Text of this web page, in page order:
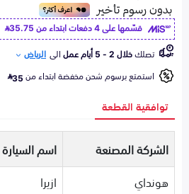
قسّمها على 4 دفعات ابتداء من
35.75
تصلكخلال 2 - 5 أيام عمل الى الرياض
استمتع برسوم شحن مخفضة ابتداء من35
توافقية القطعة
الشركة المصنعة اسم السيارة
هونداي
ازيرا